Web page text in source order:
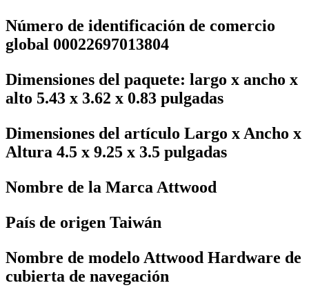
Número de identificación de comercio
global ‎00022697013804
Dimensiones del paquete: largo x ancho x
alto ‎5.43 x 3.62 x 0.83 pulgadas
Dimensiones del artículo Largo x Ancho x
Altura ‎4.5 x 9.25 x 3.5 pulgadas
Nombre de la Marca ‎Attwood
País de origen ‎Taiwán
Nombre de modelo ‎Attwood Hardware de
cubierta de navegación